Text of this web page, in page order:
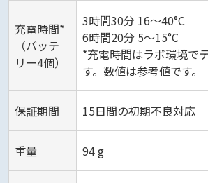
充電時間*
（バッテ
リー4個）
3時間30分 16～40°C
6時間20分 5～15°C
*充電時間はラボ環境で
す。数値は参考値です。
保証期間 15日間の初期不良対応
重量 94 g